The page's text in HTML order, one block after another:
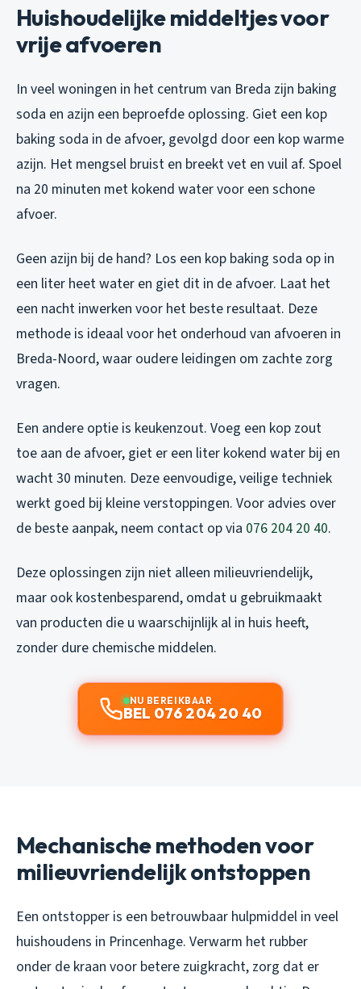
Huishoudelijke middeltjes voor
vrije afvoeren
In veel woningen in het centrum van Breda zijn baking
soda en azijn een beproefde oplossing. Giet een kop
baking soda in de afvoer, gevolgd door een kop warme
azijn. Het mengsel bruist en breekt vet en vuil af. Spoel
na 20 minuten met kokend water voor een schone
afvoer.
Geen azijn bij de hand? Los een kop baking soda op in
een liter heet water en giet dit in de afvoer. Laat het
een nacht inwerken voor het beste resultaat. Deze
methode is ideaal voor het onderhoud van afvoeren in
Breda-Noord, waar oudere leidingen om zachte zorg
vragen.
Een andere optie is keukenzout. Voeg een kop zout
toe aan de afvoer, giet er een liter kokend water bij en
wacht 30 minuten. Deze eenvoudige, veilige techniek
werkt goed bij kleine verstoppingen. Voor advies over
de beste aanpak, neem contact op via 076 204 20 40.
Deze oplossingen zijn niet alleen milieuvriendelijk,
maar ook kostenbesparend, omdat u gebruikmaakt
van producten die u waarschijnlijk al in huis heeft,
zonder dure chemische middelen.
NU BEREIKBAAR
BEL 076 204 20 40
Mechanische methoden voor
milieuvriendelijk ontstoppen
Een ontstopper is een betrouwbaar hulpmiddel in veel
huishoudens in Princenhage. Verwarm het rubber
onder de kraan voor betere zuigkracht, zorg dat er